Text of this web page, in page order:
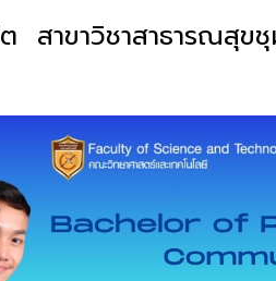
สาขาวิชาสาธารณสุข